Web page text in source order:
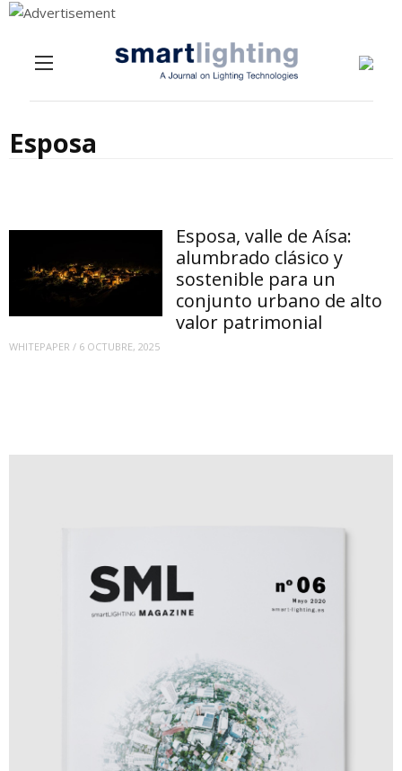
Esposa
Esposa, valle de Aísa:
alumbrado clásico y
sostenible para un
conjunto urbano de alto
valor patrimonial
WHITEPAPER / 6 OCTUBRE, 2025